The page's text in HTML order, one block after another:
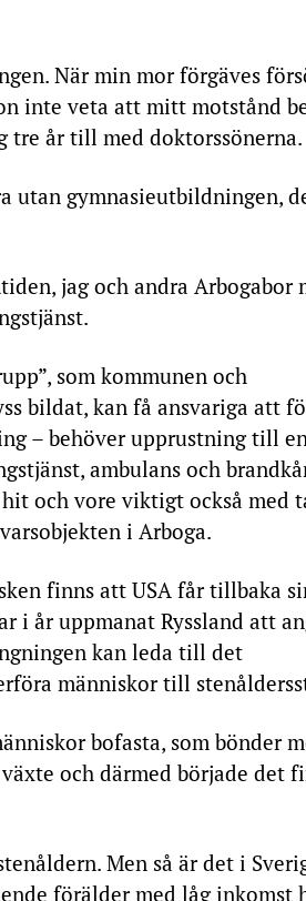
När min mor förgäves
inte veta att mitt motstånd
tre år till med doktorssönerna.
utan gymnasieutbildningen,
jag och andra Arbogabor
som kommunen och
bildat, kan få ansvariga att
– behöver upprustning till
ambulans och
och vore viktigt också med
i Arboga.
finns att USA får tillbaka
i år uppmanat Ryssland att
kan leda till det
människor till
bofasta, som bönder
och därmed började det
Men så är det i
förälder med låg inkomst